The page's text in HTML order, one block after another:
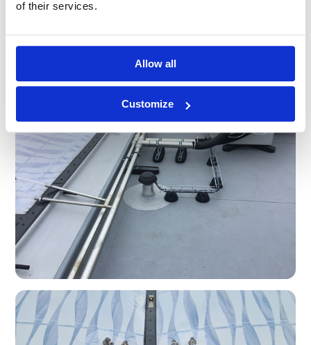
of their services.
Allow all
Customize
Rohrleitungen und Luftzufuhr ETFE-
Luftkissendach